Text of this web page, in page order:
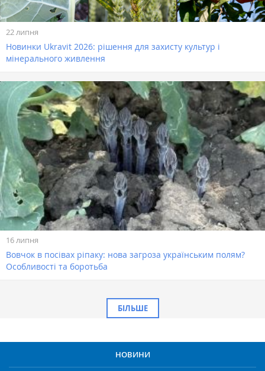
22 липня
Новинки Ukravit 2026: рішення для захисту культур і
мінерального живлення
16 липня
Вовчок в посівах ріпаку: нова загроза українським полям?
Особливості та боротьба
БІЛЬШЕ
НОВИНИ